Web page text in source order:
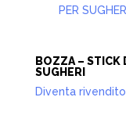
BOZZA – STICK
SUGHERI
Diventa